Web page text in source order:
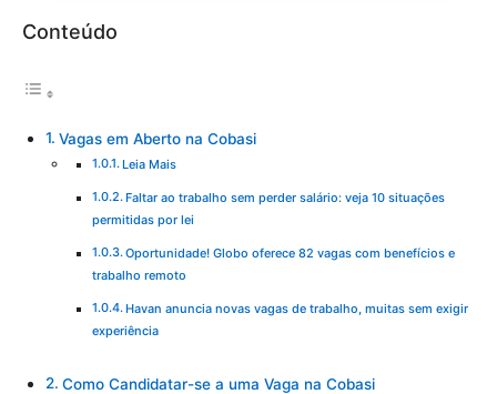
Conteúdo
Vagas em Aberto na Cobasi
Leia Mais
Faltar ao trabalho sem perder salário: veja 10 situações
permitidas por lei
Oportunidade! Globo oferece 82 vagas com benefícios e
trabalho remoto
Havan anuncia novas vagas de trabalho, muitas sem exigir
experiência
Como Candidatar-se a uma Vaga na Cobasi